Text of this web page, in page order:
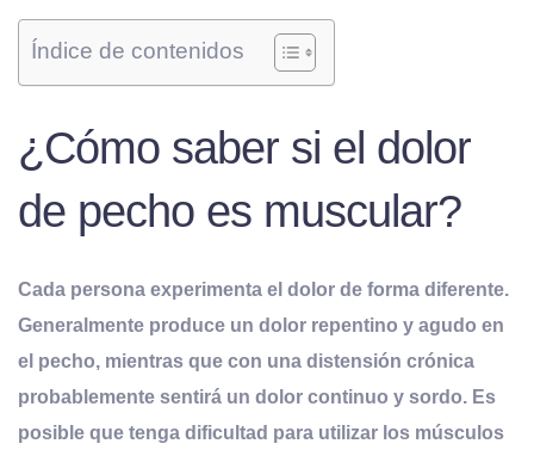
Índice de contenidos
¿Cómo saber si el dolor
de pecho es muscular?
Cada persona experimenta el dolor de forma diferente.
Generalmente produce un dolor repentino y agudo en
el pecho, mientras que con una distensión crónica
probablemente sentirá un dolor continuo y sordo. Es
posible que tenga dificultad para utilizar los músculos